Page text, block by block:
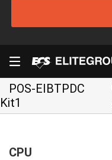
POS-EIBTPDC
Kit1
CPU